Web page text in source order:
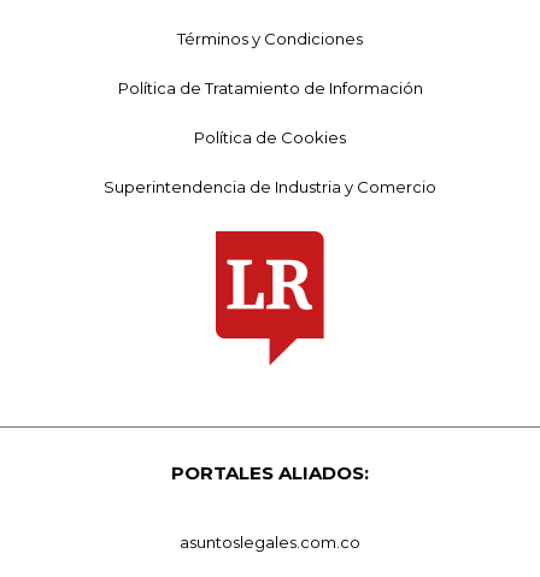
Términos y Condiciones
Política de Tratamiento de Información
Política de Cookies
Superintendencia de Industria y Comercio
PORTALES ALIADOS:
asuntoslegales.com.co